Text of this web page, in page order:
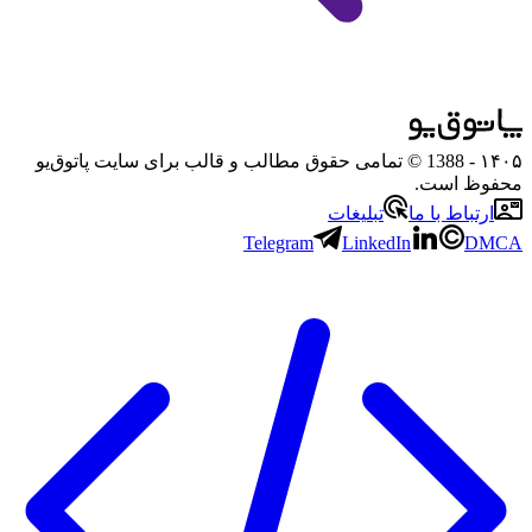
۱۴۰۵
- 1388 © تمامی حقوق مطالب و قالب برای سایت پاتوق‌یو
محفوظ است.
ارتباط با ما
تبلیغات
Telegram
LinkedIn DMCA